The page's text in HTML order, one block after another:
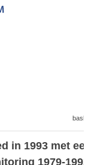
in 1993 met
1979-